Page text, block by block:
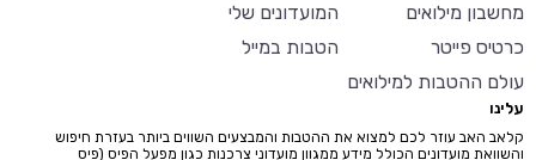
מחשבון מילואים
כרטיס פייטר
עולם ההטבות למילואים
המועדונים שלי
הטבות במייל
עלינו
קלאב האב עוזר לכם למצוא את ההטבות והמבצעים השווים ביותר בעזרת חיפוש
והשוואת מועדונים הכולל מידע ממגוון מועדוני צרכנות כגון מפעל הפיס (פיס